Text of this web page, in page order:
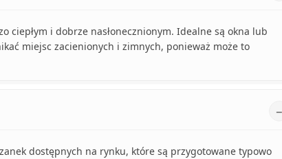
ciepłym i dobrze nasłonecznionym. Idealne są okna lub
miejsc zacienionych i zimnych, ponieważ może to
dostępnych na rynku, które są przygotowane typowo